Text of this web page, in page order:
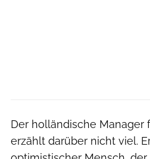
Der holländische Manager
erzählt darüber nicht viel.